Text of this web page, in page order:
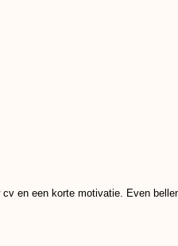
en een korte motivatie. Even